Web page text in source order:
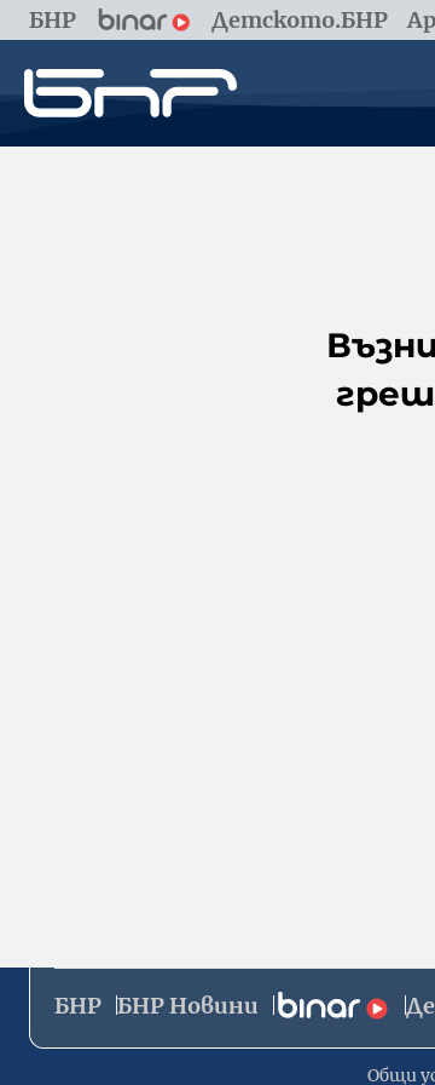
БНР Детското.БНР
БНР БНР Новини
Общи